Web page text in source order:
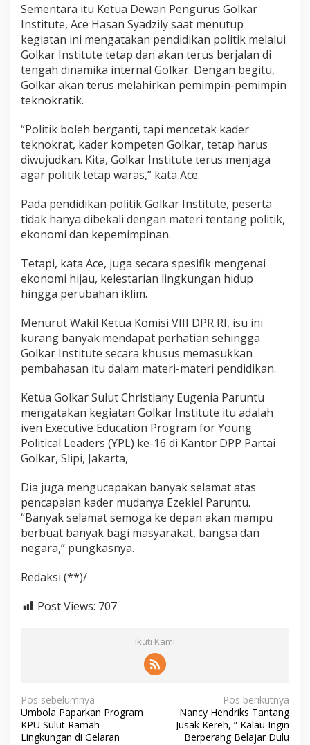
Sementara itu Ketua Dewan Pengurus Golkar
Institute, Ace Hasan Syadzily saat menutup
kegiatan ini mengatakan pendidikan politik melalui
Golkar Institute tetap dan akan terus berjalan di
tengah dinamika internal Golkar. Dengan begitu,
Golkar akan terus melahirkan pemimpin-pemimpin
teknokratik.
“Politik boleh berganti, tapi mencetak kader
teknokrat, kader kompeten Golkar, tetap harus
diwujudkan. Kita, Golkar Institute terus menjaga
agar politik tetap waras,” kata Ace.
Pada pendidikan politik Golkar Institute, peserta
tidak hanya dibekali dengan materi tentang politik,
ekonomi dan kepemimpinan.
Tetapi, kata Ace, juga secara spesifik mengenai
ekonomi hijau, kelestarian lingkungan hidup
hingga perubahan iklim.
Menurut Wakil Ketua Komisi VIII DPR RI, isu ini
kurang banyak mendapat perhatian sehingga
Golkar Institute secara khusus memasukkan
pembahasan itu dalam materi-materi pendidikan.
Ketua Golkar Sulut Christiany Eugenia Paruntu
mengatakan kegiatan Golkar Institute itu adalah
iven Executive Education Program for Young
Political Leaders (YPL) ke-16 di Kantor DPP Partai
Golkar, Slipi, Jakarta,
Dia juga mengucapakan banyak selamat atas
pencapaian kader mudanya Ezekiel Paruntu.
“Banyak selamat semoga ke depan akan mampu
berbuat banyak bagi masyarakat, bangsa dan
negara,” pungkasnya.
Redaksi (**)/
Post Views: 707
Ikuti Kami
Navigasi
pos
Pos sebelumnya
Umbola Paparkan Program
KPU Sulut Ramah
Lingkungan di Gelaran
Pos berikutnya
Nancy Hendriks Tantang
Jusak Kereh, ” Kalau Ingin
Berperang Belajar Dulu